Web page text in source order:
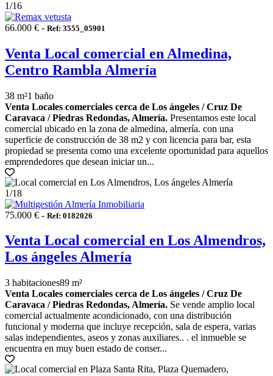
1/16
66.000 € - Ref: 3555_05901
Venta Local comercial en Almedina,
Centro Rambla Almería
38 m²1 baño
Venta Locales comerciales cerca de Los ángeles / Cruz De
Caravaca / Piedras Redondas, Almería. Presentamos este local
comercial ubicado en la zona de almedina, almería. con una
superficie de construcción de 38 m2 y con licencia para bar, esta
propiedad se presenta como una excelente oportunidad para aquellos
emprendedores que desean iniciar un...
1/18
75.000 € - Ref: 0182026
Venta Local comercial en Los Almendros,
Los ángeles Almería
3 habitaciones89 m²
Venta Locales comerciales cerca de Los ángeles / Cruz De
Caravaca / Piedras Redondas, Almería. Se vende amplio local
comercial actualmente acondicionado, con una distribución
funcional y moderna que incluye recepción, sala de espera, varias
salas independientes, aseos y zonas auxiliares.. . el inmueble se
encuentra en muy buen estado de conser...